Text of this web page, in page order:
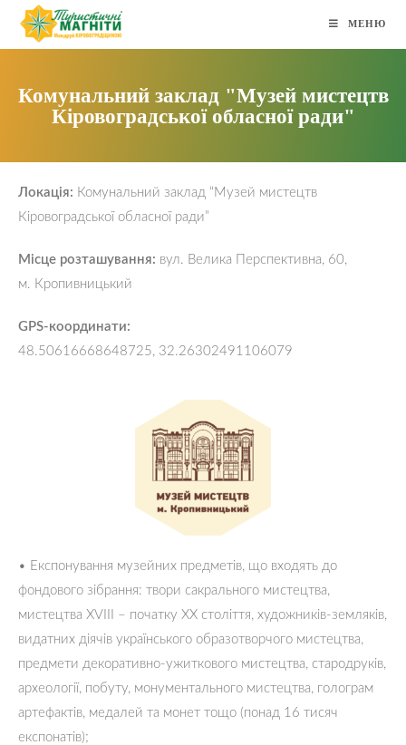
МЕНЮ
Комунальний заклад "Музей мистецтв
Кіровоградської обласної ради"
Локація: Комунальний заклад “Музей мистецтв
Кіровоградської обласної ради”
Місце розташування: вул. Велика Перспективна, 60,
м. Кропивницький
GPS-координати:
48.50616668648725, 32.26302491106079
• Експонування музейних предметів, що входять до
фондового зібрання: твори сакрального мистецтва,
мистецтва XVIII – початку ХХ століття, художників-земляків,
видатних діячів українського образотворчого мистецтва,
предмети декоративно-ужиткового мистецтва, стародруків,
археології, побуту, монументального мистецтва, голограм
артефактів, медалей та монет тощо (понад 16 тисяч
експонатів);